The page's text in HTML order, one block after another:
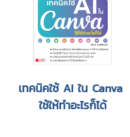
เทคนิคใช้ AI ใน Canva
ใช้ให้ทำอะไรก็ได้